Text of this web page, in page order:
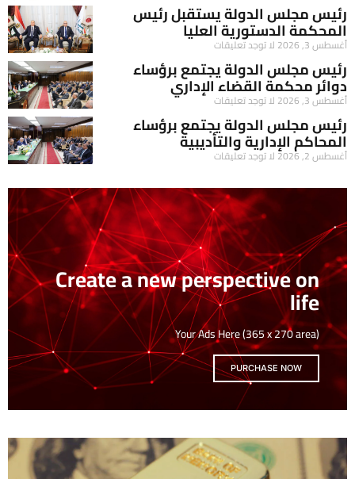
رئيس مجلس الدولة يستقبل رئيس
المحكمة الدستورية العليا
أغسطس 3, 2026 لا توجد تعليقات
رئيس مجلس الدولة يجتمع برؤساء
دوائر محكمة القضاء الإداري
أغسطس 3, 2026 لا توجد تعليقات
رئيس مجلس الدولة يجتمع برؤساء
المحاكم الإدارية والتأديبية
أغسطس 2, 2026 لا توجد تعليقات
Create a new perspective on
life
Your Ads Here (365 x 270 area)
PURCHASE NOW